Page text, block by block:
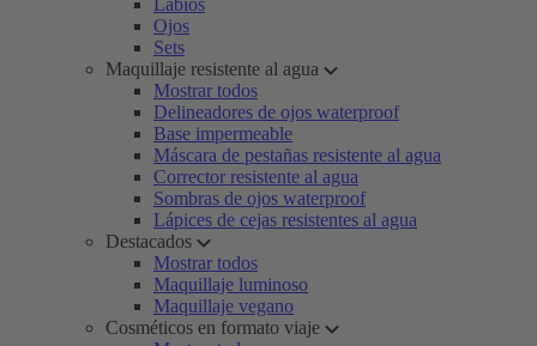
Labios
Ojos
Sets
Maquillaje resistente al agua
Mostrar todos
Delineadores de ojos waterproof
Base impermeable
Máscara de pestañas resistente al agua
Corrector resistente al agua
Sombras de ojos waterproof
Lápices de cejas resistentes al agua
Destacados
Mostrar todos
Maquillaje luminoso
Maquillaje vegano
Cosméticos en formato viaje